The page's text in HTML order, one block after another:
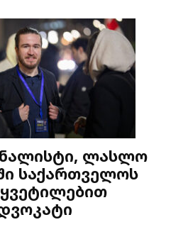
ლასლო
საქართველოს